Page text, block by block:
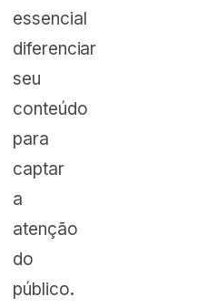
essencial
diferenciar
seu
conteúdo
para
captar
a
atenção
do
público.